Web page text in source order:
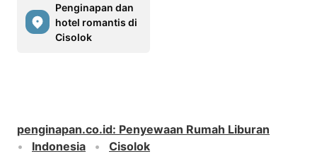
Penginapan dan
hotel romantis di
Cisolok
penginapan.co.id: Penyewaan Rumah Liburan
Indonesia
Cisolok